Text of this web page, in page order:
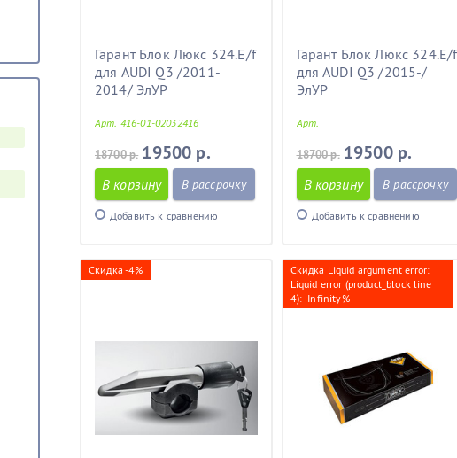
Гарант Блок Люкс 324.E/f
для AUDI Q3 /2011-
2014/ ЭлУР
Арт. 416-01-02032416
18700 р. 19500 р.
В корзину В рассрочку
Добавить к сравнению
Гарант Блок Люкс 324.E/f
для AUDI Q3 /2015-/
ЭлУР
Арт.
18700 р. 19500 р.
В корзину В рассрочку
Добавить к сравнению
Скидка -4%
Скидка Liquid argument error:
Liquid error (product_block line
4): -Infinity%